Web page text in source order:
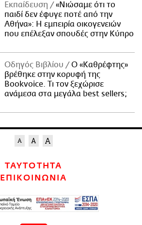
Εκπαίδευση
«Νιώσαμε ότι το
παιδί δεν έφυγε ποτέ από την
Αθήνα»: Η εμπειρία οικογενειών
που επέλεξαν σπουδές στην Κύπρο
Οδηγός Βιβλίου
Ο «Καθρέφτης»
βρέθηκε στην κορυφή της
Bookvoice. Τι τον ξεχώρισε
ανάμεσα στα μεγάλα best sellers;
ΤΑΥΤΟΤΗΤΑ
ΕΠΙΚΟΙΝΩΝΙΑ